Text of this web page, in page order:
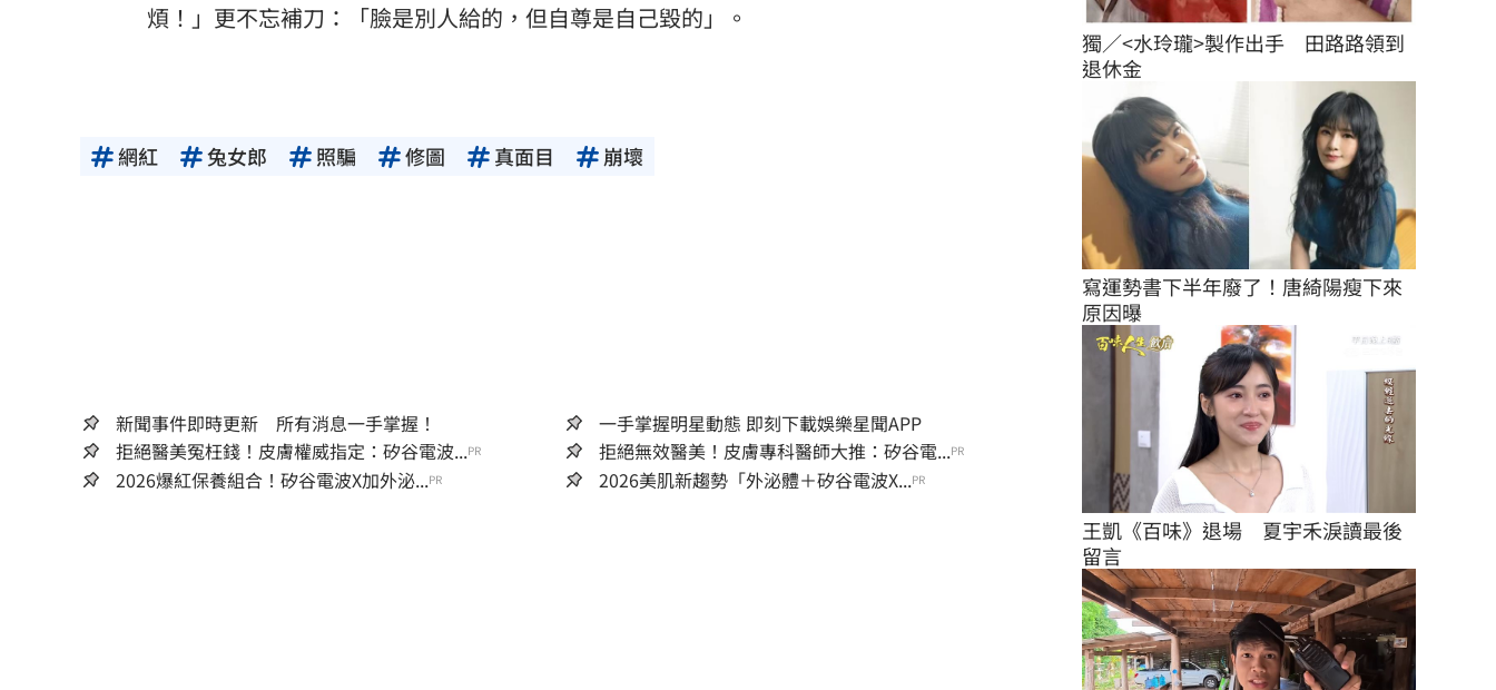
煩！」更不忘補刀：「臉是別人給的，但自尊是自己毀的」。
網紅 兔女郎 照騙 修圖 真面目 崩壞
新聞事件即時更新 所有消息一手掌握！
一手掌握明星動態 即刻下載娛樂星聞APP
拒絕醫美冤枉錢！皮膚權威指定：矽谷電波...PR 拒絕無效醫美！皮膚專科醫師大推：矽谷電...PR
2026爆紅保養組合！矽谷電波X加外泌...PR 2026美肌新趨勢「外泌體＋矽谷電波X...PR
獨／<水玲瓏>製作出手　田路路領到
退休金
寫運勢書下半年廢了！唐綺陽瘦下來
原因曝
王凱《百味》退場　夏宇禾淚讀最後
留言